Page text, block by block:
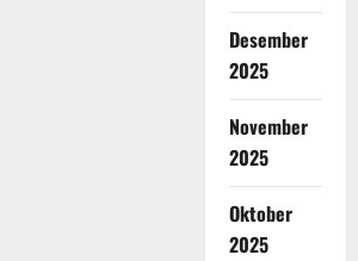
Desember
2025
November
2025
Oktober
2025